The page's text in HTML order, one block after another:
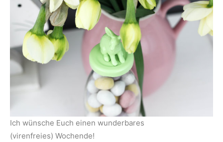
Ich wünsche Euch einen wunderbares
(virenfreies) Wochende!